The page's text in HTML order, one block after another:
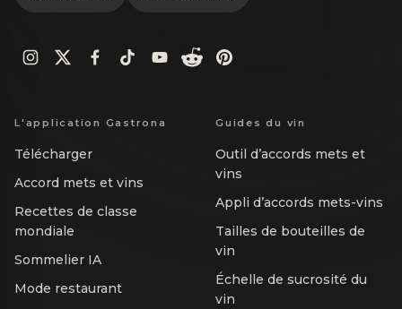
L'application Gastrona
Télécharger
Accord mets et vins
Recettes de classe
mondiale
Sommelier IA
Mode restaurant
Guides du vin
Outil d’accords mets et
vins
Appli d’accords mets-vins
Tailles de bouteilles de
vin
Échelle de sucrosité du
vin